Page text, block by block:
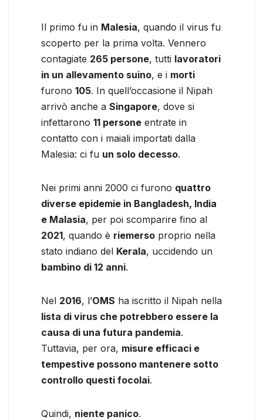
Il primo fu in Malesia, quando il virus fu
scoperto per la prima volta. Vennero
contagiate 265 persone, tutti lavoratori
in un allevamento suino, e i morti
furono 105. In quell’occasione il Nipah
arrivò anche a Singapore, dove si
infettarono 11 persone entrate in
contatto con i maiali importati dalla
Malesia: ci fu un solo decesso.
Nei primi anni 2000 ci furono quattro
diverse epidemie in Bangladesh, India
e Malasia, per poi scomparire fino al
2021, quando è riemerso proprio nella
stato indiano del Kerala, uccidendo un
bambino di 12 anni.
Nel 2016, l’OMS ha iscritto il Nipah nella
lista di virus che potrebbero essere la
causa di una futura pandemia.
Tuttavia, per ora, misure efficaci e
tempestive possono mantenere sotto
controllo questi focolai.
Quindi, niente panico.